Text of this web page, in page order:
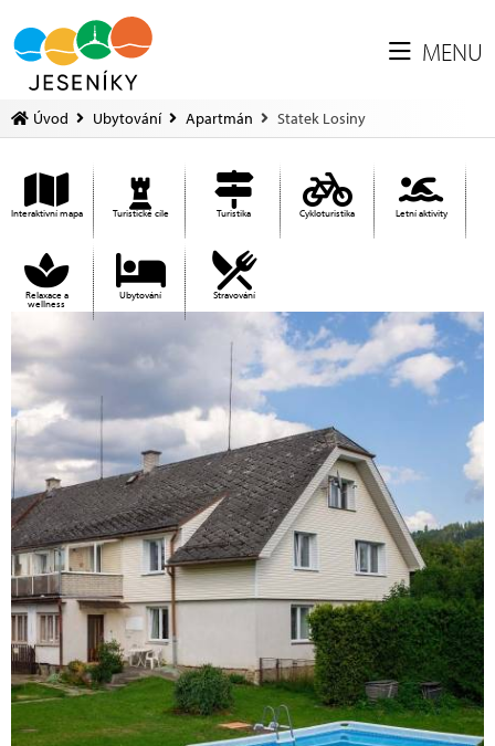
MENU
Úvod Ubytování Apartmán Statek Losiny
Interaktivní mapa Turistické cíle Turistika Cykloturistika Letní aktivity
Relaxace a
wellness
Ubytování Stravování